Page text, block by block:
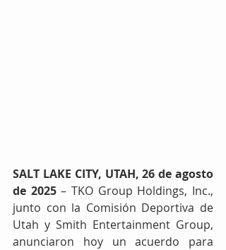
SALT LAKE CITY, UTAH, 26 de agosto
de 2025 – TKO Group Holdings, Inc.,
junto con la Comisión Deportiva de
Utah y Smith Entertainment Group,
anunciaron hoy un acuerdo para